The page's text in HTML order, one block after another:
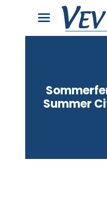
Summer